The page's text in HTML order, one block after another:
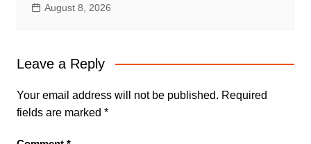
August 8, 2026
Leave a Reply
Your email address will not be published. Required
fields are marked *